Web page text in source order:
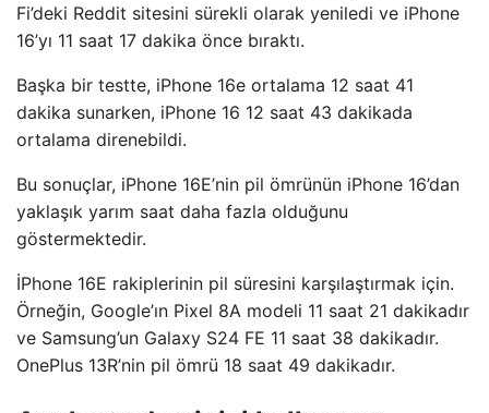
Fi’deki Reddit sitesini sürekli olarak yeniledi ve iPhone
16’yı 11 saat 17 dakika önce bıraktı.
Başka bir testte, iPhone 16e ortalama 12 saat 41
dakika sunarken, iPhone 16 12 saat 43 dakikada
ortalama direnebildi.
Bu sonuçlar, iPhone 16E’nin pil ömrünün iPhone 16’dan
yaklaşık yarım saat daha fazla olduğunu
göstermektedir.
İPhone 16E rakiplerinin pil süresini karşılaştırmak için.
Örneğin, Google’ın Pixel 8A modeli 11 saat 21 dakikadır
ve Samsung’un Galaxy S24 FE 11 saat 38 dakikadır.
OnePlus 13R’nin pil ömrü 18 saat 49 dakikadır.